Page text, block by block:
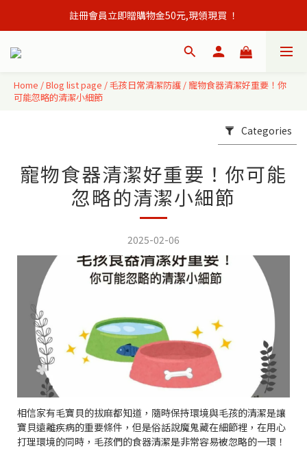
會員單筆訂單滿500元免運出貨！
註冊會員立即贈購物金50元,現領現買 ！
會員單筆訂單滿500元免運出貨！
Home /Blog list page /毛孩日常清潔防護 / 寵物食器清潔好重要！你
可能忽略的清潔小細節
Categories
寵物食器清潔好重要！你可能
忽略的清潔小細節
2025-02-06
相信家有毛寶貝的拔麻都知道，隨時保持環境與毛孩的清潔是讓
寶貝遠離疾病的重要條件，但是俗話說魔鬼藏在細節裡，在用心
打理環境的同時，毛孩們的食器清潔是非常容易被忽略的一環！